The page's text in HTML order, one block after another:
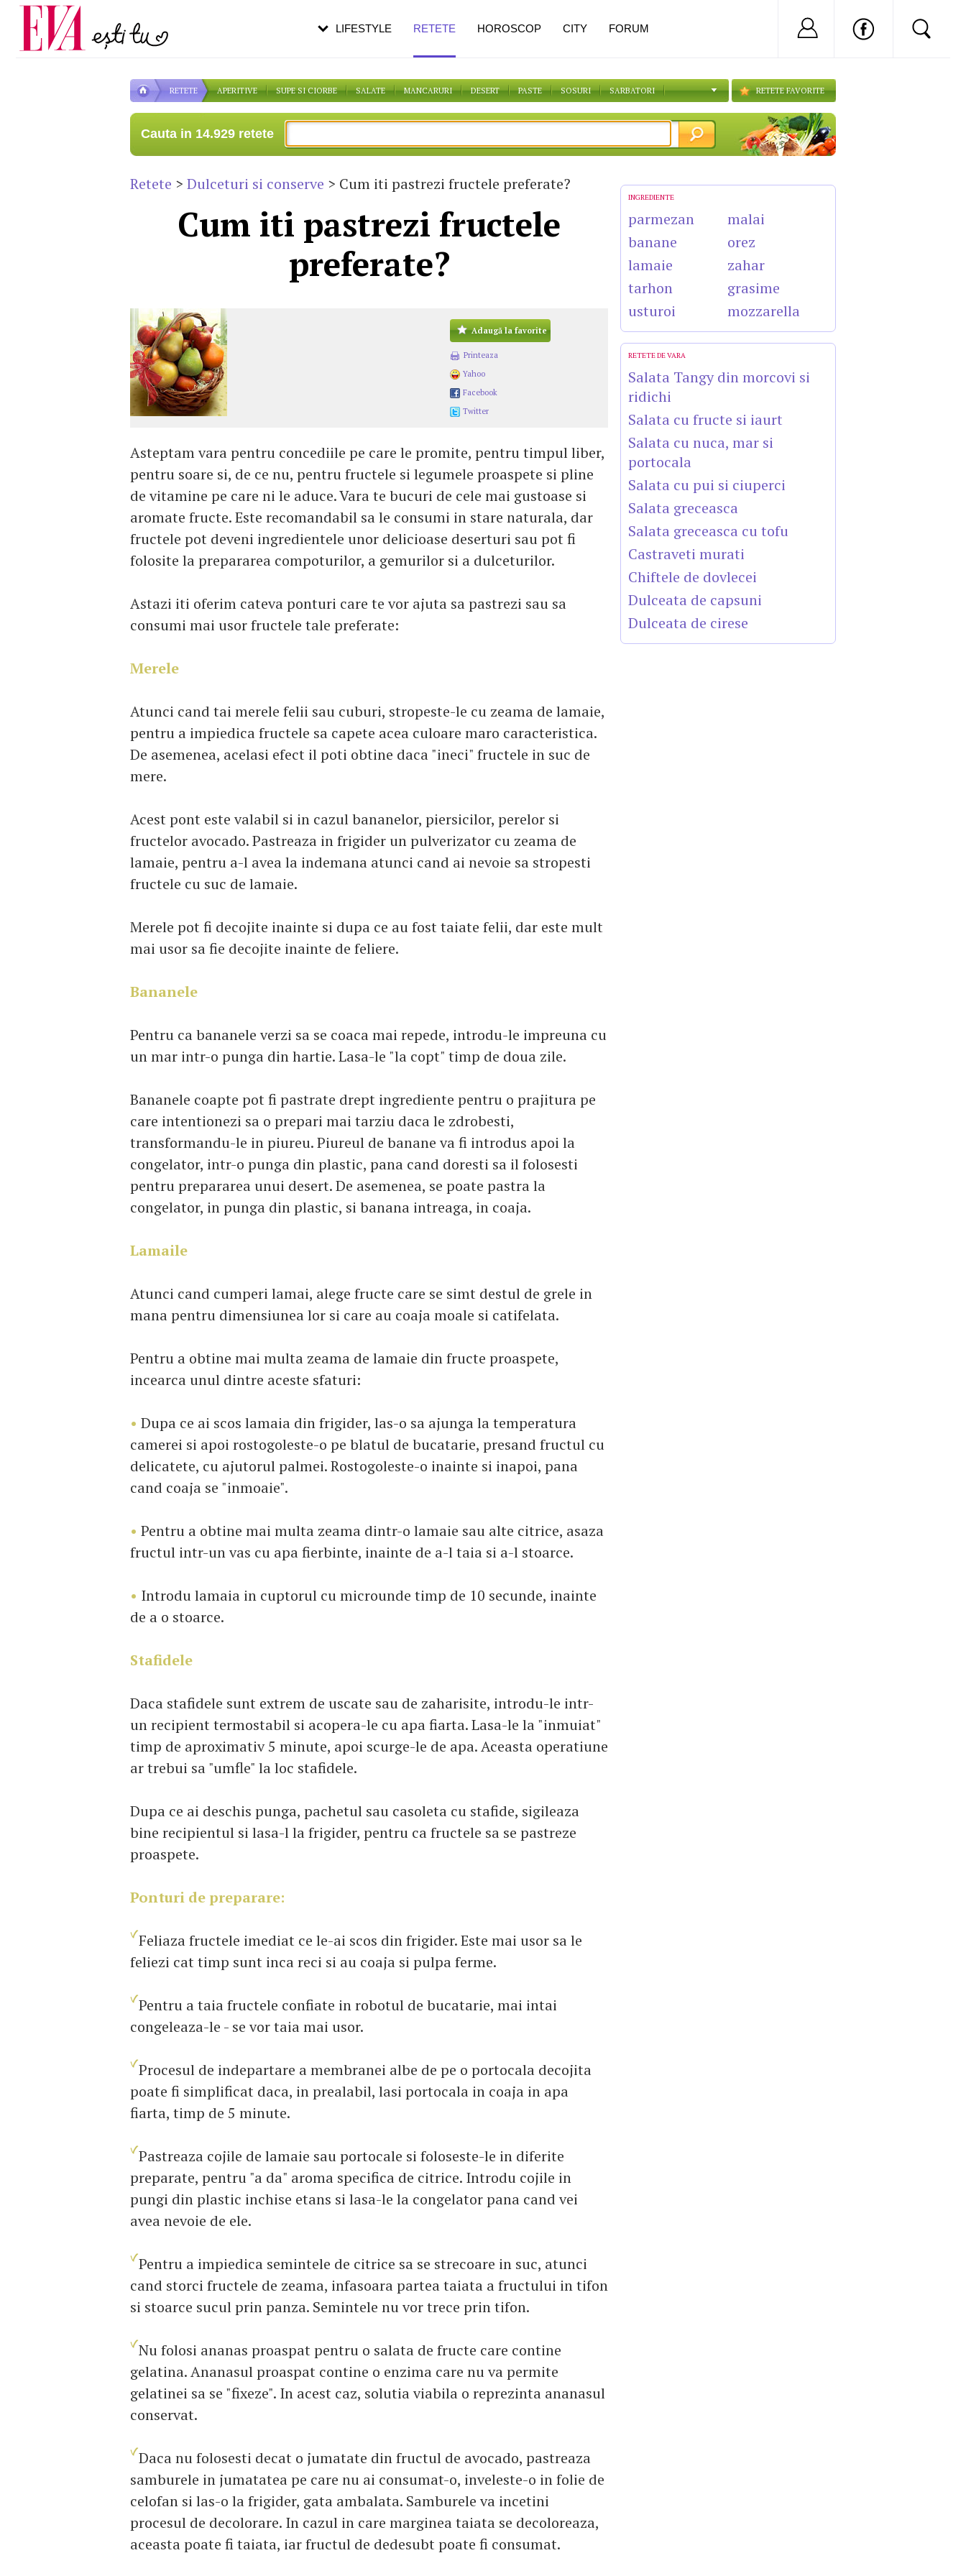
RETETE APERITIVE SUPE SI CIORBE SALATE MANCARURI DESERT PASTE SOSURI SARBATORI RETETE FAVORITE
Cauta in 14.929 retete
Retete > Dulceturi si conserve > Cum iti pastrezi fructele preferate?
Cum iti pastrezi fructele
preferate?
Adaugă la favorite
Printeaza
Yahoo
Facebook
Twitter
Asteptam vara pentru concediile pe care le promite, pentru timpul liber,
pentru soare si, de ce nu, pentru fructele si legumele proaspete si pline
de vitamine pe care ni le aduce. Vara te bucuri de cele mai gustoase si
aromate fructe. Este recomandabil sa le consumi in stare naturala, dar
fructele pot deveni ingredientele unor delicioase deserturi sau pot fi
folosite la prepararea compoturilor, a gemurilor si a dulceturilor.
Astazi iti oferim cateva ponturi care te vor ajuta sa pastrezi sau sa
consumi mai usor fructele tale preferate:
Merele
Atunci cand tai merele felii sau cuburi, stropeste-le cu zeama de lamaie,
pentru a impiedica fructele sa capete acea culoare maro caracteristica.
De asemenea, acelasi efect il poti obtine daca "ineci" fructele in suc de
mere.
Acest pont este valabil si in cazul bananelor, piersicilor, perelor si
fructelor avocado. Pastreaza in frigider un pulverizator cu zeama de
lamaie, pentru a-l avea la indemana atunci cand ai nevoie sa stropesti
fructele cu suc de lamaie.
Merele pot fi decojite inainte si dupa ce au fost taiate felii, dar este mult
mai usor sa fie decojite inainte de feliere.
Bananele
Pentru ca bananele verzi sa se coaca mai repede, introdu-le impreuna cu
un mar intr-o punga din hartie. Lasa-le "la copt" timp de doua zile.
Bananele coapte pot fi pastrate drept ingrediente pentru o prajitura pe
care intentionezi sa o prepari mai tarziu daca le zdrobesti,
transformandu-le in piureu. Piureul de banane va fi introdus apoi la
congelator, intr-o punga din plastic, pana cand doresti sa il folosesti
pentru prepararea unui desert. De asemenea, se poate pastra la
congelator, in punga din plastic, si banana intreaga, in coaja.
Lamaile
Atunci cand cumperi lamai, alege fructe care se simt destul de grele in
mana pentru dimensiunea lor si care au coaja moale si catifelata.
Pentru a obtine mai multa zeama de lamaie din fructe proaspete,
incearca unul dintre aceste sfaturi:
• Dupa ce ai scos lamaia din frigider, las-o sa ajunga la temperatura
camerei si apoi rostogoleste-o pe blatul de bucatarie, presand fructul cu
delicatete, cu ajutorul palmei. Rostogoleste-o inainte si inapoi, pana
cand coaja se "inmoaie".
• Pentru a obtine mai multa zeama dintr-o lamaie sau alte citrice, asaza
fructul intr-un vas cu apa fierbinte, inainte de a-l taia si a-l stoarce.
• Introdu lamaia in cuptorul cu microunde timp de 10 secunde, inainte
de a o stoarce.
Stafidele
Daca stafidele sunt extrem de uscate sau de zaharisite, introdu-le intr-
un recipient termostabil si acopera-le cu apa fiarta. Lasa-le la "inmuiat"
timp de aproximativ 5 minute, apoi scurge-le de apa. Aceasta operatiune
ar trebui sa "umfle" la loc stafidele.
Dupa ce ai deschis punga, pachetul sau casoleta cu stafide, sigileaza
bine recipientul si lasa-l la frigider, pentru ca fructele sa se pastreze
proaspete.
Ponturi de preparare:
Feliaza fructele imediat ce le-ai scos din frigider. Este mai usor sa le
feliezi cat timp sunt inca reci si au coaja si pulpa ferme.
Pentru a taia fructele confiate in robotul de bucatarie, mai intai
congeleaza-le - se vor taia mai usor.
Procesul de indepartare a membranei albe de pe o portocala decojita
poate fi simplificat daca, in prealabil, lasi portocala in coaja in apa
fiarta, timp de 5 minute.
Pastreaza cojile de lamaie sau portocale si foloseste-le in diferite
preparate, pentru "a da" aroma specifica de citrice. Introdu cojile in
pungi din plastic inchise etans si lasa-le la congelator pana cand vei
avea nevoie de ele.
Pentru a impiedica semintele de citrice sa se strecoare in suc, atunci
cand storci fructele de zeama, infasoara partea taiata a fructului in tifon
si stoarce sucul prin panza. Semintele nu vor trece prin tifon.
Nu folosi ananas proaspat pentru o salata de fructe care contine
gelatina. Ananasul proaspat contine o enzima care nu va permite
gelatinei sa se "fixeze". In acest caz, solutia viabila o reprezinta ananasul
conservat.
Daca nu folosesti decat o jumatate din fructul de avocado, pastreaza
samburele in jumatatea pe care nu ai consumat-o, inveleste-o in folie de
celofan si las-o la frigider, gata ambalata. Samburele va incetini
procesul de decolorare. In cazul in care marginea taiata se decoloreaza,
aceasta poate fi taiata, iar fructul de dedesubt poate fi consumat.
INGREDIENTE
parmezan
banane
lamaie
tarhon
usturoi
malai
orez
zahar
grasime
mozzarella
RETETE DE VARA
Salata Tangy din morcovi si
ridichi
Salata cu fructe si iaurt
Salata cu nuca, mar si
portocala
Salata cu pui si ciuperci
Salata greceasca
Salata greceasca cu tofu
Castraveti murati
Chiftele de dovlecei
Dulceata de capsuni
Dulceata de cirese
LIFESTYLE RETETE HOROSCOP CITY FORUM Nu ai cont?
Carieră
Actualitate